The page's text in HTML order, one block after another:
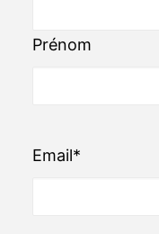
Prénom
Email*